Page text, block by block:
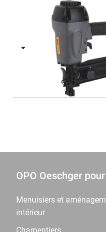
OPO Oeschger pour
Menuisiers et
intérieur